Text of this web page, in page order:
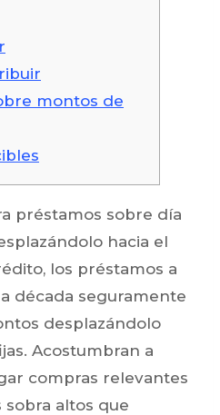
montos de
préstamos sobre día
hacia el
los préstamos a
década seguramente
desplazándolo
Acostumbran a
compras relevantes
altos que